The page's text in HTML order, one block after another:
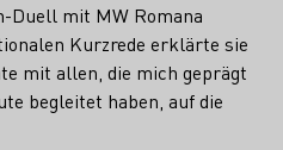
Duell mit MW Romana
Kurzrede erklärte sie
mit allen, die mich geprägt
begleitet haben, auf die